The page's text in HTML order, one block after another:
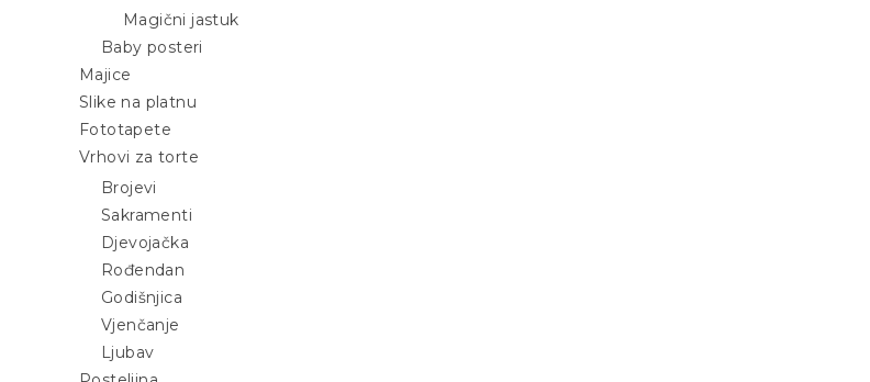
Magični jastuk
Baby posteri
Majice
Slike na platnu
Fototapete
Vrhovi za torte
Brojevi
Sakramenti
Djevojačka
Rođendan
Godišnjica
Vjenčanje
Ljubav